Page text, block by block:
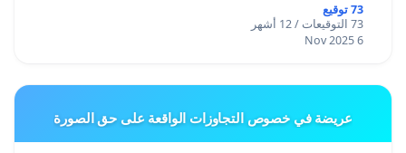
73 توقيع
73 التوقيعات / 12 أشهر
6 Nov 2025
عريضة في خصوص التجاوزات الواقعة على حق الصورة